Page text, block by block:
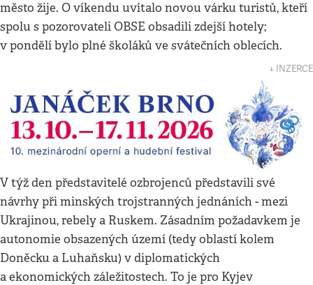
město žije. O víkendu uvítalo novou várku turistů, kteří
spolu s pozorovateli OBSE obsadili zdejší hotely;
v pondělí bylo plné školáků ve svátečních oblecích.
↓ INZERCE
V týž den představitelé ozbrojenců představili své
návrhy při minských trojstranných jednáních - mezi
Ukrajinou, rebely a Ruskem. Zásadním požadavkem je
autonomie obsazených území (tedy oblastí kolem
Doněcku a Luhaňsku) v diplomatických
a ekonomických záležitostech. To je pro Kyjev